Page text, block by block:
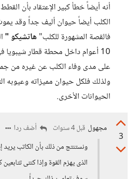
أنه أيضاً خطأ كبير الإعتقاد بأن
الكلب أيضاً حيوان أليف جداً وقد
فالقصة المشهورة للكلب" هاتشيكو "
10 أعوام داخل محطة قطار
على مدى وفاء الكلب عن غيره من
ولذلك فلكل حيوان مميزاته وعيوبه
الحيوانات الأخرى.
3
مجهول قبل 4 سنوات
أضف ردا
ونستنتج من ذلك بأن الكاتب يريد
الذى يهزم القوة وإذا كنتى